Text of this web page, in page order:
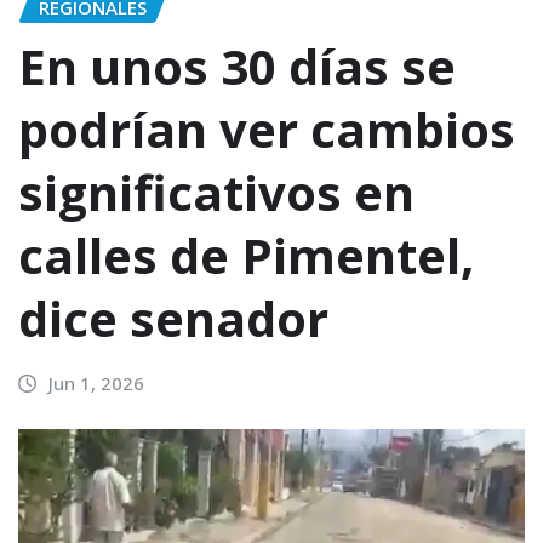
REGIONALES
En unos 30 días se
podrían ver cambios
significativos en
calles de Pimentel,
dice senador
Jun 1, 2026